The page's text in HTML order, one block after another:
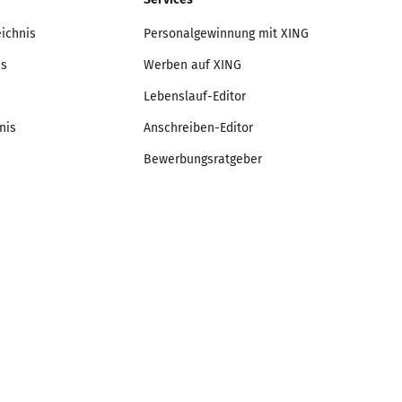
Personalgewinnung mit XING
Werben auf XING
Lebenslauf-Editor
Anschreiben-Editor
Bewerbungsratgeber